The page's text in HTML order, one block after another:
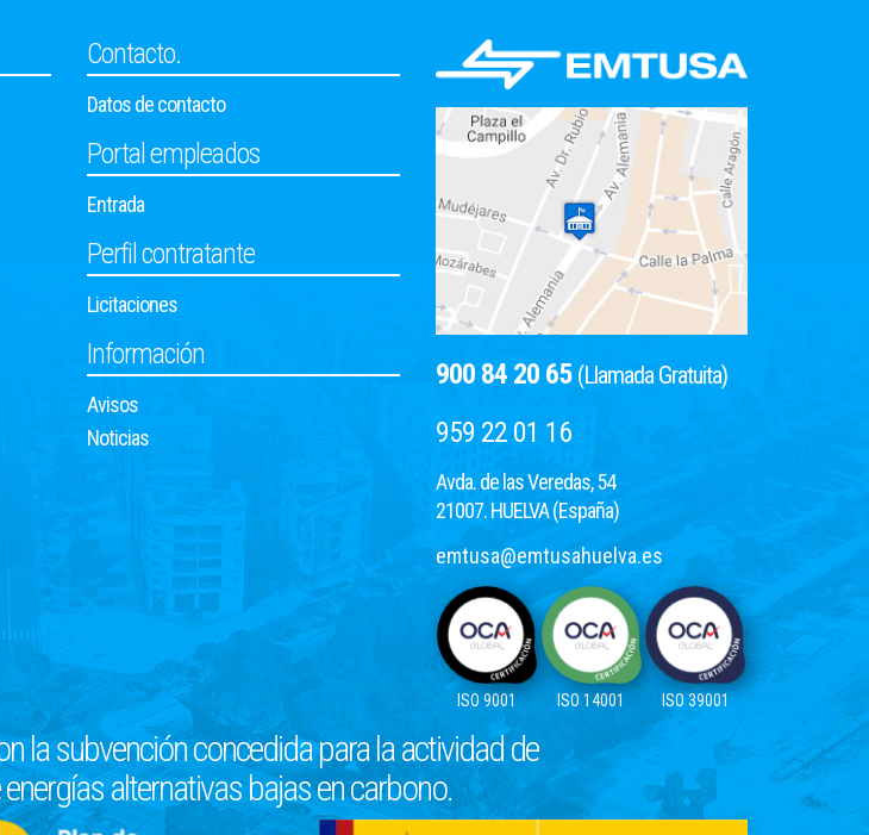
Contacto.
Datos de contacto
Portal empleados
Entrada
Perfil contratante
Licitaciones
Información
Avisos
Noticias
900 84 20 65 (Llamada Gratuita)
959 22 01 16
Avda. de las Veredas, 54
21007. HUELVA (España)
emtusa@emtusahuelva.es
ISO 9001 ISO 14001 ISO 39001
la subvención concedida para la actividad de
alternativas bajas en carbono.